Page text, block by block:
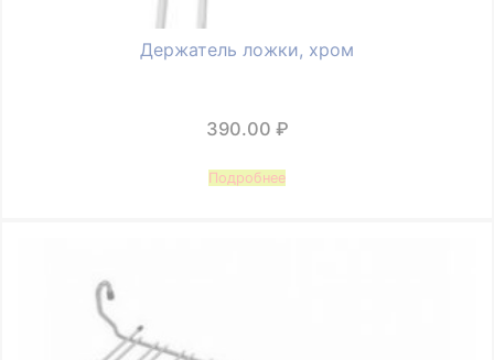
Держатель ложки, хром
390.00 ₽
Подробнее